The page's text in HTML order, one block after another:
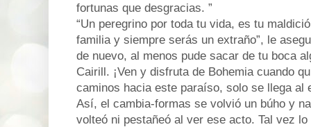
fortunas que desgracias. ”
“Un peregrino por toda tu vida, es tu
familia y siempre serás un extraño”, le
de nuevo, al menos pude sacar de tu boca
Cairill. ¡Ven y disfruta de Bohemia cuando
caminos hacia este paraíso, solo se llega al
Así, el cambia-formas se volvió un búho y
volteó ni pestañeó al ver ese acto. Tal vez